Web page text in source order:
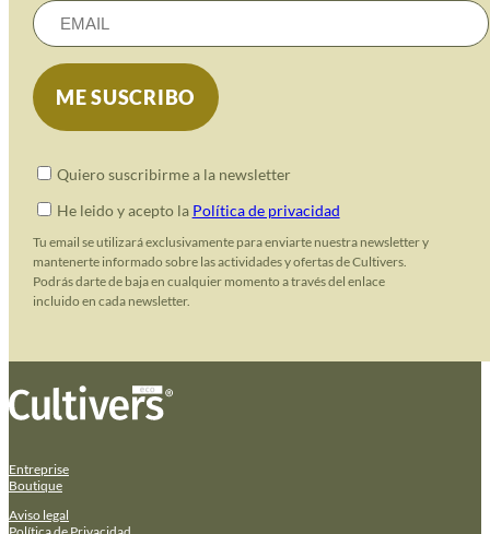
Quiero suscribirme a la newsletter
He leido y acepto la Política de privacidad
Tu email se utilizará exclusivamente para enviarte nuestra newsletter y
mantenerte informado sobre las actividades y ofertas de Cultivers.
Podrás darte de baja en cualquier momento a través del enlace
incluido en cada newsletter.
Entreprise
Boutique
Aviso legal